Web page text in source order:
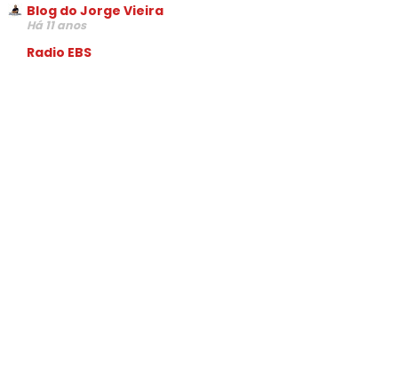
Blog do Jorge Vieira
Há 11 anos
Radio EBS